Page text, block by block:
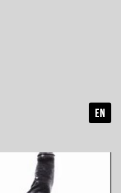
EN